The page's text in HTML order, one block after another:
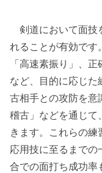
剣道において面技
れることが有効です
「高速素振り」、
など、目的に応じた
古相手との攻防を意
稽古」などを通じて
きます。これらの練
応用技に至るまでの
合での面打ち成功率